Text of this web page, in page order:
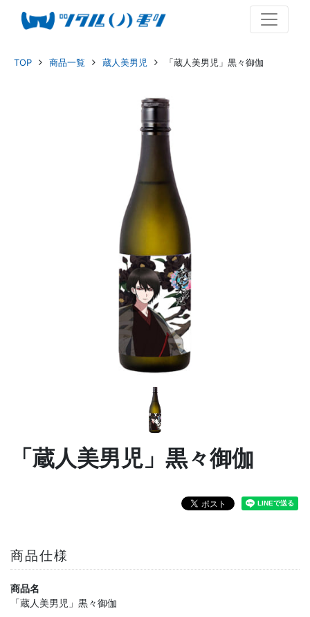
TOP 商品一覧 蔵人美男児 「蔵人美男児」黒々御伽
「蔵人美男児」黒々御伽
商品仕様
商品名
「蔵人美男児」黒々御伽